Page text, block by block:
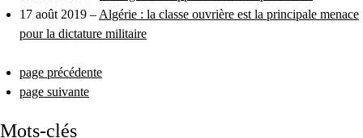
17 août 2019 – Algérie : la classe ouvrière est la principale menace
pour la dictature militaire
page précédente
page suivante
Mots-clés